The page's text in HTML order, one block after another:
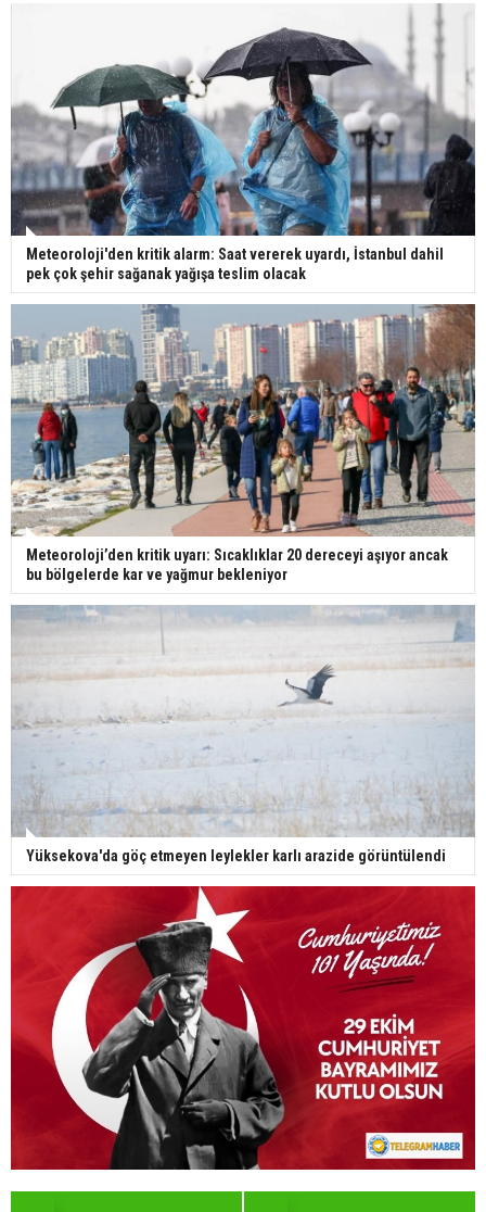
Meteoroloji'den kritik alarm: Saat vererek uyardı, İstanbul dahil
pek çok şehir sağanak yağışa teslim olacak
Meteoroloji’den kritik uyarı: Sıcaklıklar 20 dereceyi aşıyor ancak
bu bölgelerde kar ve yağmur bekleniyor
Yüksekova'da göç etmeyen leylekler karlı arazide görüntülendi